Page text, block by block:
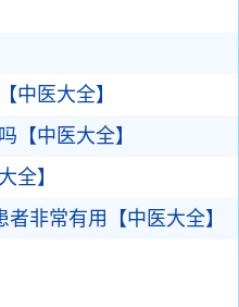
中医大全】
【中医大全】
全】
非常有用【中医大全】